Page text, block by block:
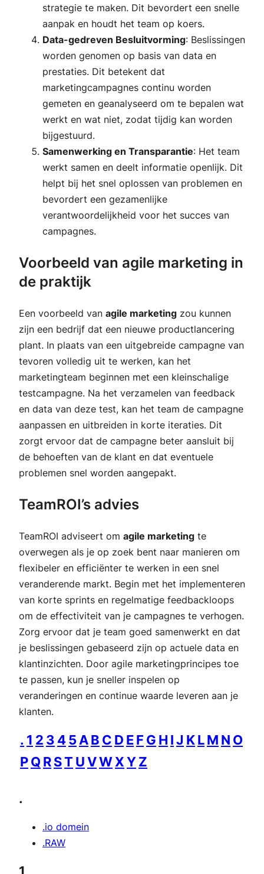
strategie te maken. Dit bevordert een snelle
aanpak en houdt het team op koers.
Data-gedreven Besluitvorming: Beslissingen
worden genomen op basis van data en
prestaties. Dit betekent dat
marketingcampagnes continu worden
gemeten en geanalyseerd om te bepalen wat
werkt en wat niet, zodat tijdig kan worden
bijgestuurd.
Samenwerking en Transparantie: Het team
werkt samen en deelt informatie openlijk. Dit
helpt bij het snel oplossen van problemen en
bevordert een gezamenlijke
verantwoordelijkheid voor het succes van
campagnes.
Voorbeeld van agile marketing in
de praktijk
Een voorbeeld van agile marketing zou kunnen
zijn een bedrijf dat een nieuwe productlancering
plant. In plaats van een uitgebreide campagne van
tevoren volledig uit te werken, kan het
marketingteam beginnen met een kleinschalige
testcampagne. Na het verzamelen van feedback
en data van deze test, kan het team de campagne
aanpassen en uitbreiden in korte iteraties. Dit
zorgt ervoor dat de campagne beter aansluit bij
de behoeften van de klant en dat eventuele
problemen snel worden aangepakt.
TeamROI’s advies
TeamROI adviseert om agile marketing te
overwegen als je op zoek bent naar manieren om
flexibeler en efficiënter te werken in een snel
veranderende markt. Begin met het implementeren
van korte sprints en regelmatige feedbackloops
om de effectiviteit van je campagnes te verhogen.
Zorg ervoor dat je team goed samenwerkt en dat
je beslissingen gebaseerd zijn op actuele data en
klantinzichten. Door agile marketingprincipes toe
te passen, kun je sneller inspelen op
veranderingen en continue waarde leveren aan je
klanten.
. 1 2 3 4 5AB C D EF G H IJ KLM N O
PQ RST UVWXYZ
.
.io domein
.RAW